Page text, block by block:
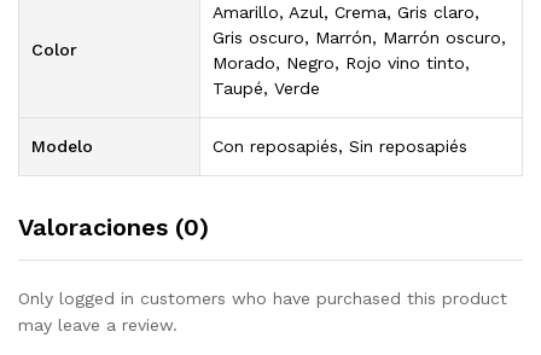
Color
Amarillo, Azul, Crema, Gris claro,
Gris oscuro, Marrón, Marrón oscuro,
Morado, Negro, Rojo vino tinto,
Taupé, Verde
Modelo Con reposapiés, Sin reposapiés
Valoraciones (0)
Only logged in customers who have purchased this product
may leave a review.